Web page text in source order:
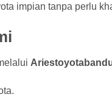
impian tanpa perlu